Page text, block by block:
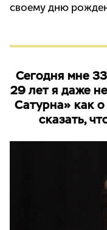
своему дню
Сегодня мне
29 лет я даже
Сатурна» как
сказать,